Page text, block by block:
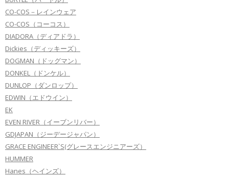
CO-COS－レインウェア
CO-COS（コーコス）
DIADORA（ディアドラ）
Dickies（ディッキーズ）
DOGMAN（ドッグマン）
DONKEL（ドンケル）
DUNLOP（ダンロップ）
EDWIN（エドウイン）
EK
EVEN RIVER（イーブンリバー）
GDJAPAN（ジーデージャパン）
GRACE ENGINEER`S(グレースエンジニアーズ）
HUMMER
Hanes（ヘインズ）